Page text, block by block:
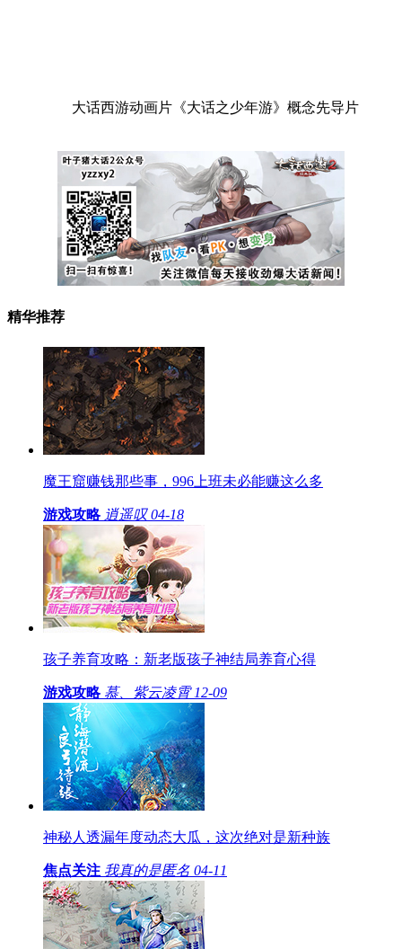
大话西游动画片《大话之少年游》概念先导片
精华推荐
魔王窟赚钱那些事，996上班未必能赚这么多
游戏攻略 逍遥叹 04-18
孩子养育攻略：新老版孩子神结局养育心得
游戏攻略 慕、紫云凌霄 12-09
神秘人透漏年度动态大瓜，这次绝对是新种族
焦点关注 我真的是匿名 04-11